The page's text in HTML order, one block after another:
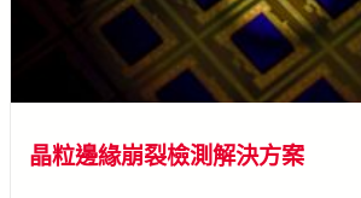
晶粒邊緣崩裂檢測解決方案